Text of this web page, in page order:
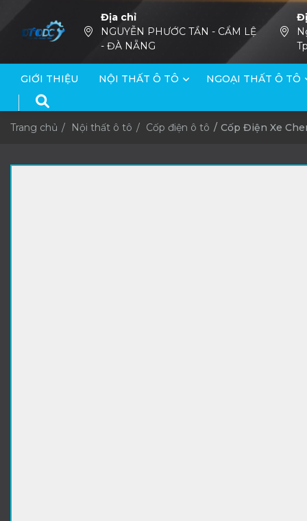
Địa chỉ
NGUYỄN PHƯỚC TẦN - CẨM LỆ
- ĐÀ NẴNG
GIỚI THIỆU NỘI THẤT Ô TÔ NGOẠI THẤT Ô TÔ
Trang chủ Nội thất ô tô Cốp điện ô tô Cốp Điện Xe